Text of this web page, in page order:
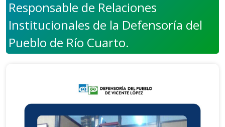
Responsable de Relaciones
Institucionales de la Defensoría del
Pueblo de Río Cuarto.